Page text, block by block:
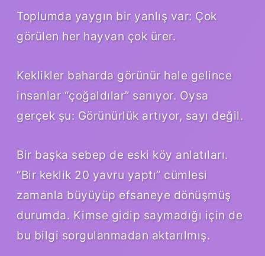
Toplumda yaygın bir yanlış var: Çok
görülen her hayvan çok ürer.
Keklikler baharda görünür hale gelince
insanlar “çoğaldılar” sanıyor. Oysa
gerçek şu: Görünürlük artıyor, sayı değil.
Bir başka sebep de eski köy anlatıları.
“Bir keklik 20 yavru yaptı” cümlesi
zamanla büyüyüp efsaneye dönüşmüş
durumda. Kimse gidip saymadığı için de
bu bilgi sorgulanmadan aktarılmış.